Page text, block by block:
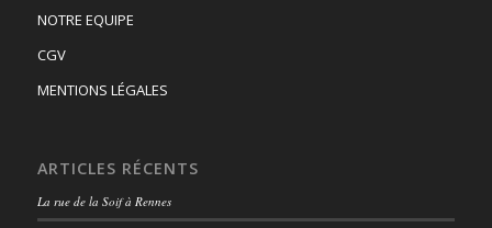
NOTRE EQUIPE
CGV
MENTIONS LÉGALES
ARTICLES RÉCENTS
La rue de la Soif à Rennes